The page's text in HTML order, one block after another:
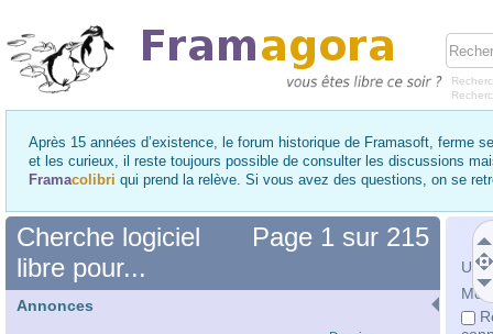
Après 15 années d’existence, le forum historique de Framasoft, ferme
et les curieux, il reste toujours possible de consulter les discussions
Framacolibri qui prend la relève. Si vous avez des questions, on se
Mot
Page 1 sur 215
Cherche logiciel
libre pour...
Annonces